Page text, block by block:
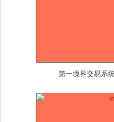
第一境界交易系